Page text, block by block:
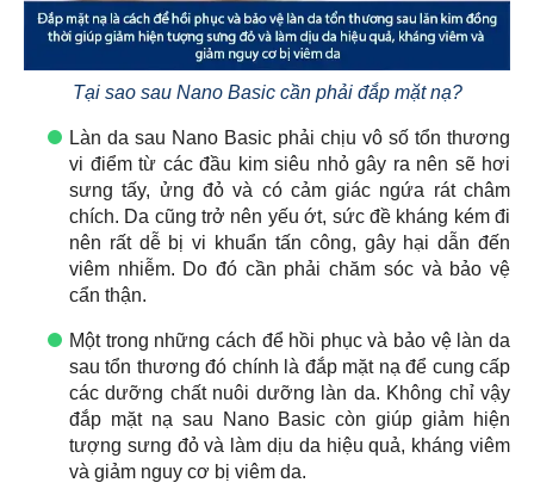
Tại sao sau Nano Basic cần phải đắp mặt nạ?
Làn da sau Nano Basic phải chịu vô số tổn thương
vi điểm từ các đầu kim siêu nhỏ gây ra nên sẽ hơi
sưng tấy, ửng đỏ và có cảm giác ngứa rát châm
chích. Da cũng trở nên yếu ớt, sức đề kháng kém đi
nên rất dễ bị vi khuẩn tấn công, gây hại dẫn đến
viêm nhiễm. Do đó cần phải chăm sóc và bảo vệ
cẩn thận.
Một trong những cách để hồi phục và bảo vệ làn da
sau tổn thương đó chính là đắp mặt nạ để cung cấp
các dưỡng chất nuôi dưỡng làn da. Không chỉ vậy
đắp mặt nạ sau Nano Basic còn giúp giảm hiện
tượng sưng đỏ và làm dịu da hiệu quả, kháng viêm
và giảm nguy cơ bị viêm da.